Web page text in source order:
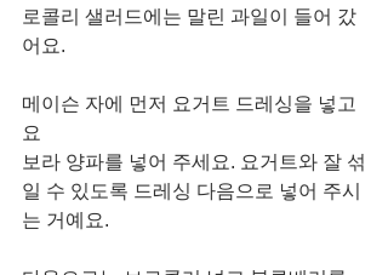
로콜리 샐러드에는 말린 과일이 들어 갔
어요.
메이슨 자에 먼저 요거트 드레싱을 넣고
요
보라 양파를 넣어 주세요. 요거트와 잘 섞
일 수 있도록 드레싱 다음으로 넣어 주시
는 거예요.